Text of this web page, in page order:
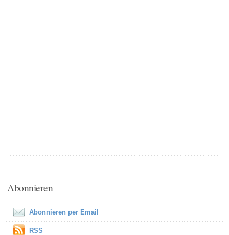
Abonnieren
Abonnieren per Email
RSS